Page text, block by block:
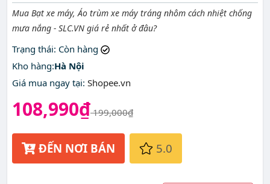
Mô tả ngắn
Mua Bạt xe máy, Áo trùm xe máy tráng nhôm cách nhiệt chống
mưa nắng - SLC.VN giá rẻ nhất ở đâu?
Trạng thái: Còn hàng
Kho hàng:Hà Nội
Giá mua ngay tại: Shopee.vn
108,990₫199,000₫
ĐẾN NƠI BÁN 5.0